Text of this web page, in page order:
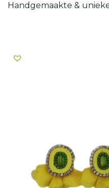
Handgemaakte &